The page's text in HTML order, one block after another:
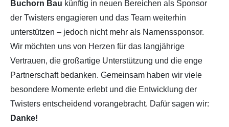
Buchorn Bau künftig in neuen Bereichen als Sponsor
der Twisters engagieren und das Team weiterhin
unterstützen – jedoch nicht mehr als Namenssponsor.
Wir möchten uns von Herzen für das langjährige
Vertrauen, die großartige Unterstützung und die enge
Partnerschaft bedanken. Gemeinsam haben wir viele
besondere Momente erlebt und die Entwicklung der
Twisters entscheidend vorangebracht. Dafür sagen wir:
Danke!